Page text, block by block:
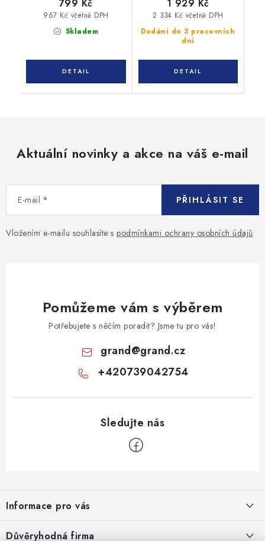
Skladem
967 Kč včetně DPH
799 Kč
Dodání do 3 pracovních
dní
2 334 Kč včetně DPH
1 929 Kč
Aktuální novinky a akce na váš e-mail
E-mail
Vložením e-mailu souhlasíte s podmínkami ochrany osobních údajů
PŘIHLÁSIT SE
Pomůžeme vám s výběrem
Potřebujete s něčím poradit? Jsme tu pro vás!
grand@grand.cz
+420739042754
p
a
Informace pro vás
Velkoobchod
Důvěryhodná firma